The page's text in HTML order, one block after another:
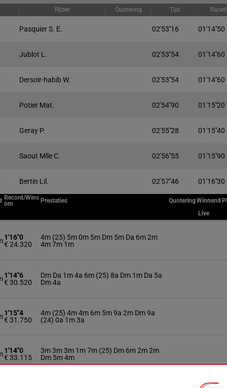
Rijder Quotering Tijd
Pasquier S. E. 02'53''16 01'14''50
Jublot L. 02'53''54 01'14''60
Dersoir-habib W. 02'53''54 01'14''60
Potier Mat. 02'54''90 01'15''20
Geray P. 02'55''28 01'15''40
Saout Mlle C. 02'56''55 01'15''90
Bertin Lil. 02'57''46 01'16''30
Record/Wins
om
Prestaties QuoteringWinnend
Live
1'16"0
€ 24.320
4m (25) 5m 0m 5m Dm 5m Da 6m 2m
4m 7m 1m
1'14"6
€ 30.520
Dm Da 1m 4a 6m (25) 8a Dm 1m Da 5a
Dm 4a
1'15"4
€ 31.750
4m (25) 4m 4m 6m 5m 9a 2m Dm 9a
(24) 0a 1m 3a
1'14"0
€ 33.115
3m 3m 3m 1m 7m (25) Dm 6m 2m 2m
Dm 5m 4m